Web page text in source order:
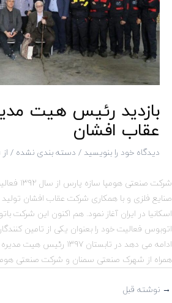
بازدید رئیس هیت
عقاب افشان
دیدگاه‌ خود را بنویسید / دسته بندی نشده / از
شرکت
صنایع فلزی و با همکاری شرکت عقاب افشان تولید
اسکانیا در ایران آغاز نمود. هم اکنون این شرکت
اتوبوس فعالیت خود را بعنوان یکی از تامین
ادامه می دهد در تابستان
همراه از شهرک صنعتی سمنان و شرکت صنعتی
→ نوشته قبل